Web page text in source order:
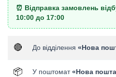
⏰ Відправка замовлень
10:00 до 17:00
🔴 До відділення «Нова
📦 У поштомат«Нова